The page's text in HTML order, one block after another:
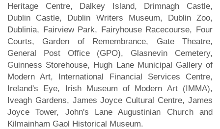
Heritage Centre, Dalkey Island, Drimnagh Castle,
Dublin Castle, Dublin Writers Museum, Dublin Zoo,
Dublinia, Fairview Park, Fairyhouse Racecourse, Four
Courts, Garden of Remembrance, Gate Theatre,
General Post Office (GPO), Glasnevin Cemetery,
Guinness Storehouse, Hugh Lane Municipal Gallery of
Modern Art, International Financial Services Centre,
Ireland's Eye, Irish Museum of Modern Art (IMMA),
Iveagh Gardens, James Joyce Cultural Centre, James
Joyce Tower, John's Lane Augustinian Church and
Kilmainham Gaol Historical Museum.